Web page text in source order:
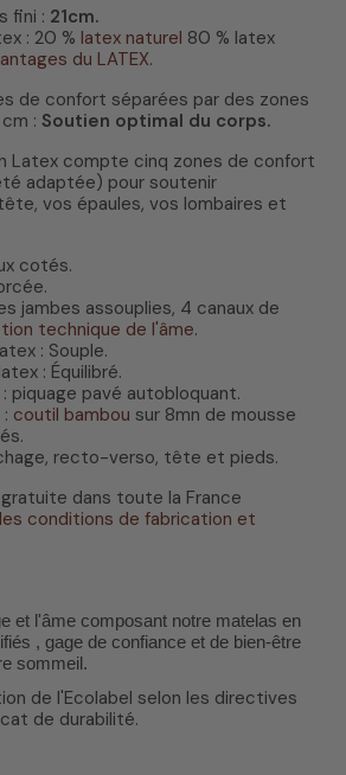
fini : 21cm.
: 20 % latex naturel 80 % latex
du LATEX.
de confort séparées par des zones
: Soutien optimal du corps.
Latex compte cinq zones de confort
adaptée) pour soutenir
vos épaules, vos lombaires et
cotés.
jambes assouplies, 4 canaux de
technique de l'âme.
: Souple.
: Équilibré.
piquage pavé autobloquant.
coutil bambou sur 8mn de mousse
recto-verso, tête et pieds.
gratuite dans toute la France
conditions de fabrication et
et l'âme composant notre matelas en
, gage de confiance et de bien-être
sommeil.
de l'Ecolabel selon les directives
de durabilité.